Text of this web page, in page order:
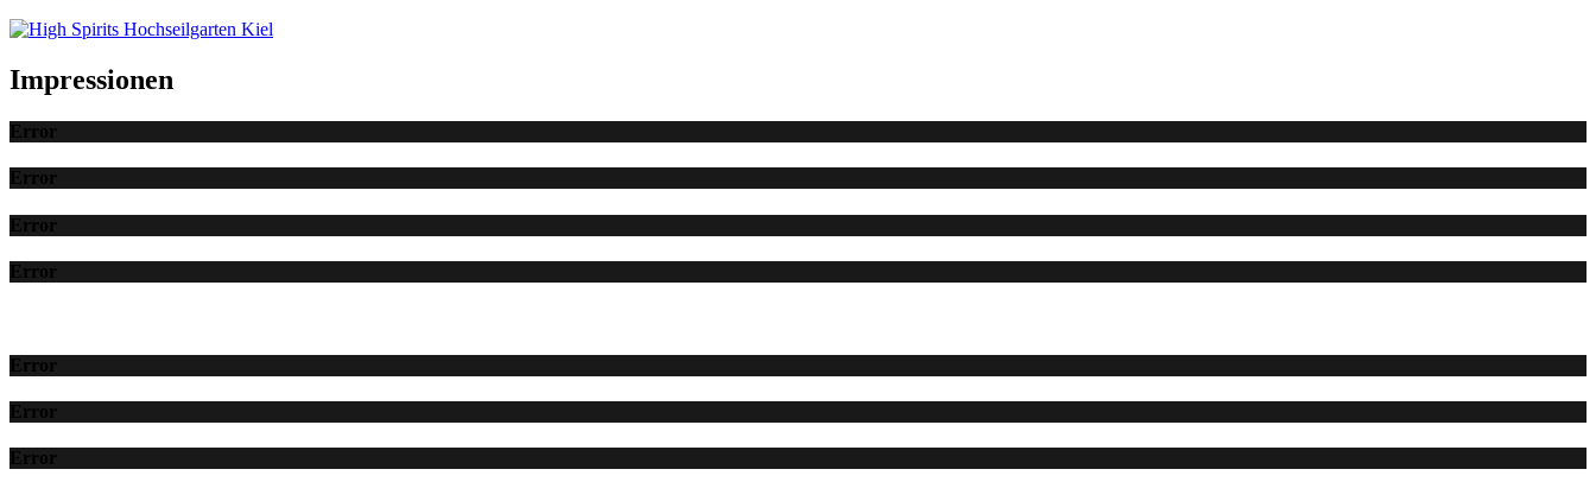
Impressionen
Error
Error
Error
Error
Error
Error
Error